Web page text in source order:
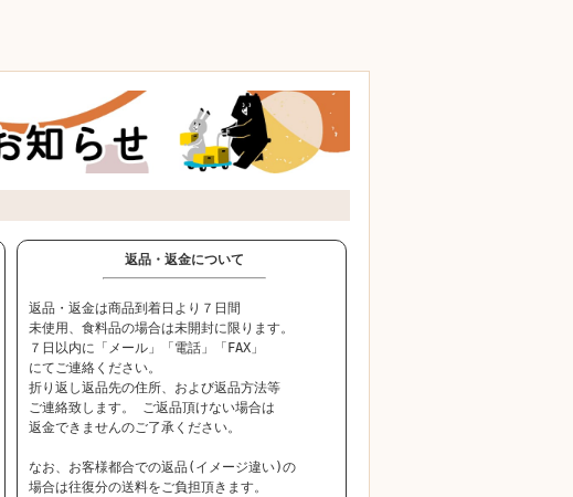
返品・返金について
返品・返金は商品到着日より７日間
未使用、食料品の場合は未開封に限ります。
７日以内に「メール」「電話」「FAX」
にてご連絡ください。
折り返し返品先の住所、および返品方法等
ご連絡致します。 ご返品頂けない場合は
返金できませんのご了承ください。
なお、お客様都合での返品(イメージ違い)の
場合は往復分の送料をご負担頂きます。